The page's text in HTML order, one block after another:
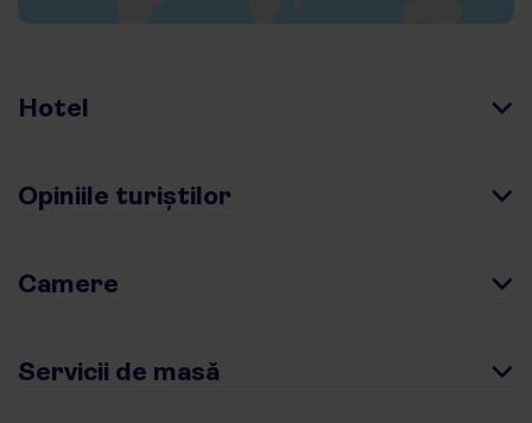
Hotel
Opiniile turiștilor
Camere
Servicii de masă